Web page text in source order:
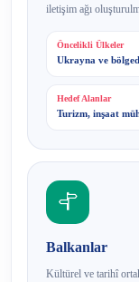
iletişim ağı
Öncelikli Ülkeler
Ukrayna ve
Hedef Alanlar
Turizm, inşaat
Balkanlar
Kültürel ve tarihî